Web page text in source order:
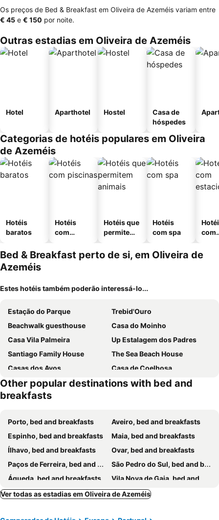
Os preços de Bed & Breakfast em Oliveira de Azeméis variam entre
‎€ 45 e ‎€ 150 por noite.
Outras estadias em Oliveira de Azeméis
Hotel Aparthotel Hostel
Casa de
hóspedes
Categorias de hotéis populares em Oliveira
de Azeméis
Hotéis
baratos
Hotéis
com
Hotéis que
permitem
Hotéis
com spa
com
Bed & Breakfast perto de si, em Oliveira de
Azeméis
Estes hotéis também poderão interessá-lo...
Estação do Parque
Trebid'Ouro
Beachwalk guesthouse
Casa do Moinho
Casa Vila Palmeira
Up Estalagem dos Padres
Santiago Family House
The Sea Beach House
Casas dos Avos
Casa de Coelhosa
Quinta da Aldeia de Avanca
Casa do Engenho
Paços do Douro, Chambre privée avec piscine
Pink-Shell
180 Guest Suite
Serra da Freita Concept House
Traços D'Outrora
Casa do Castelo de Fermedo
Quinta dos Meireles
Quinta do Souto
Villa Augusta & Spa
Other popular destinations with bed and
breakfasts
Porto, bed and breakfasts
Aveiro, bed and breakfasts
Espinho, bed and breakfasts
Maia, bed and breakfasts
Ílhavo, bed and breakfasts
Ovar, bed and breakfasts
Paços de Ferreira, bed and breakfasts
São Pedro do Sul, bed and breakfasts
Águeda, bed and breakfasts
Vila Nova de Gaia, bed and breakfasts
Arouca, bed and breakfasts
Cinfaes, bed and breakfasts
Ver todas as estadias em Oliveira de Azeméis